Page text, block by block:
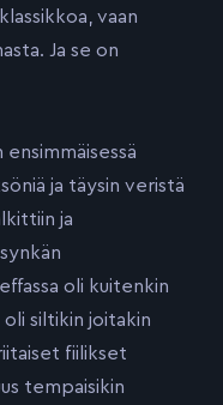
vaan
Ja se on
ja täysin veristä
ja
oli kuitenkin
siltikin joitakin
fiilikset
tempaisikin